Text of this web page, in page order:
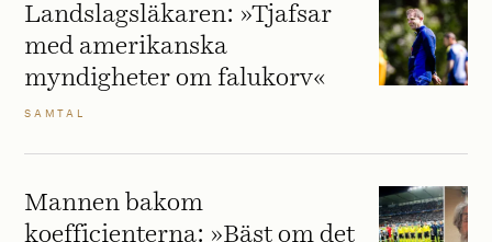
Landslagsläkaren: »Tjafsar
med amerikanska
myndigheter om falukorv«
SAMTAL
Mannen bakom
koefficienterna: »Bäst om det